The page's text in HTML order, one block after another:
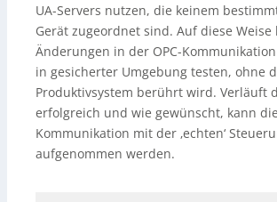
UA-Servers nutzen, die keinem
Gerät zugeordnet sind. Auf diese Weise
Änderungen in der OPC-
in gesicherter Umgebung testen, ohne
Produktivsystem berührt wird. Verläuft
erfolgreich und wie gewünscht, kann die
Kommunikation mit der ‚echten‘
aufgenommen werden.